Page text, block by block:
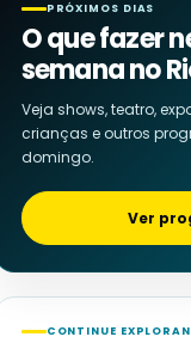
PRÓXIMOS DIAS
O que fazer
semana no
Veja shows, teatro,
crianças e outros
domingo.
Ver
CONTINUE